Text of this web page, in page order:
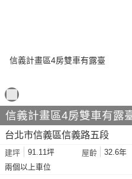
信義計畫區4房雙車有露
台北市信義區信義路五段
建坪 91.11坪 屋齡 32.6年
兩個以上車位